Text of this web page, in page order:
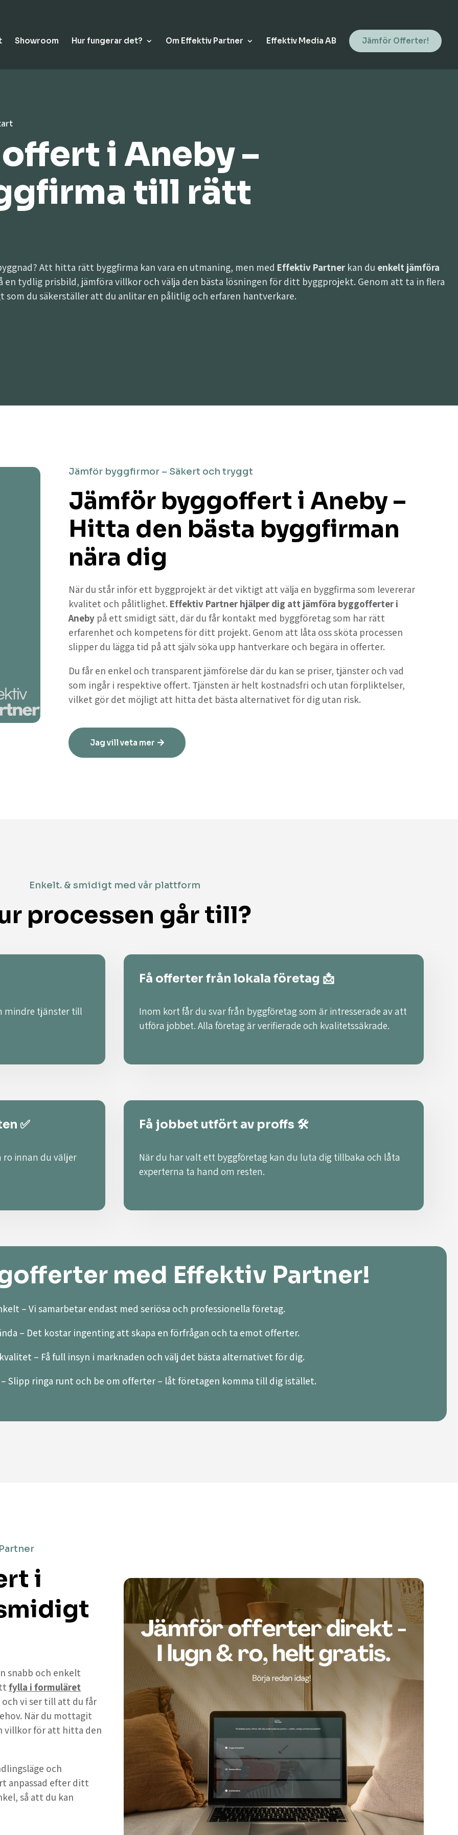
Showroom Hur fungerar det? Om Effektiv Partner Effektiv Media AB Jämför Offerter!
i Aneby –
till rätt
Att hitta rätt byggfirma kan vara en utmaning, men med Effektiv Partner kan du enkelt jämföra
en tydlig prisbild, jämföra villkor och välja den bästa lösningen för ditt byggprojekt. Genom att ta in flera
som du säkerställer att du anlitar en pålitlig och erfaren hantverkare.
Jämför byggfirmor – Säkert och tryggt
Jämför byggoffert i Aneby –
Hitta den bästa byggfirman
nära dig
När du står inför ett byggprojekt är det viktigt att välja en byggfirma som levererar
kvalitet och pålitlighet. Effektiv Partner hjälper dig att jämföra byggofferter i
Aneby på ett smidigt sätt, där du får kontakt med byggföretag som har rätt
erfarenhet och kompetens för ditt projekt. Genom att låta oss sköta processen
slipper du lägga tid på att själv söka upp hantverkare och begära in offerter.
Du får en enkel och transparent jämförelse där du kan se priser, tjänster och vad
som ingår i respektive offert. Tjänsten är helt kostnadsfri och utan förpliktelser,
vilket gör det möjligt att hitta det bästa alternativet för dig utan risk.
Jag vill veta mer
Enkelt. & smidigt med vår plattform
processen går till?
mindre tjänster till
Få offerter från lokala företag 📩
Inom kort får du svar från byggföretag som är intresserade av att
utföra jobbet. Alla företag är verifierade och kvalitetssäkrade.
✅
ro innan du väljer
Få jobbet utfört av proffs 🛠️
När du har valt ett byggföretag kan du luta dig tillbaka och låta
experterna ta hand om resten.
med Effektiv Partner!
– Vi samarbetar endast med seriösa och professionella företag.
– Det kostar ingenting att skapa en förfrågan och ta emot offerter.
– Få full insyn i marknaden och välj det bästa alternativet för dig.
– Slipp ringa runt och be om offerter – låt företagen komma till dig istället.
i
snabb och enkelt
fylla i formuläret
vi ser till att du får
När du mottagit
villkor för att hitta den
och
anpassad efter ditt
så att du kan